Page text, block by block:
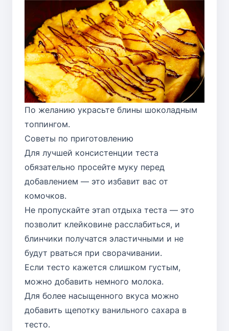
По желанию украсьте блины шоколадным
топпингом.
Советы по приготовлению
Для лучшей консистенции теста
обязательно просейте муку перед
добавлением — это избавит вас от
комочков.
Не пропускайте этап отдыха теста — это
позволит клейковине расслабиться, и
блинчики получатся эластичными и не
будут рваться при сворачивании.
Если тесто кажется слишком густым,
можно добавить немного молока.
Для более насыщенного вкуса можно
добавить щепотку ванильного сахара в
тесто.